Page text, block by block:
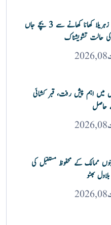
شکارپور میں زہریلا کھانا کھانے سے 3 بچے جاں
حالت تشویشناک
میں اہم پیش رفت، قبر کشائی
حاصل
ممالک کے محفوظ مستقبل کی
بھٹو